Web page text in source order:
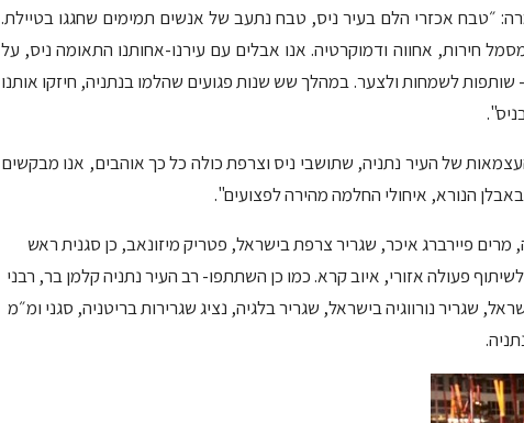
״טבח אכזרי הלם בעיר ניס, טבח נתעב של אנשים תמימים שחגגו בטיילת.
חירות, אחווה ודמוקרטיה. אנו אבלים עם עירנו-אחותנו התאומה ניס, על
שותפות לשמחות ולצער. במהלך שש שנות פגועים שהלמו בנתניה, חיזקו אותנו
של העיר נתניה, שתושבי ניס וצרפת כולה כל כך אוהבים, אנו מבקשים
הנורא, איחולי החלמה מהירה לפצועים".
פיירברג איכר, שגריר צרפת בישראל, פטריק מיזונאב, כן סגנית ראש
לשיתוף פעולה אזורי, איוב קרא. כמו כן השתתפו- רב העיר נתניה קלמן בר, רבני
שגריר נורווגיה בישראל, שגריר בלגיה, נציג שגרירות בריטניה, סגני ומ״מ